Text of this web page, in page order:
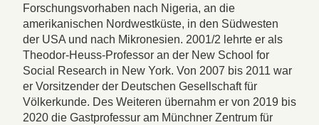
Forschungsvorhaben nach Nigeria, an die
amerikanischen Nordwestküste, in den Südwesten
der USA und nach Mikronesien. 2001/2 lehrte er als
Theodor-Heuss-Professor an der New School for
Social Research in New York. Von 2007 bis 2011 war
er Vorsitzender der Deutschen Gesellschaft für
Völkerkunde. Des Weiteren übernahm er von 2019 bis
2020 die Gastprofessur am Münchner Zentrum für